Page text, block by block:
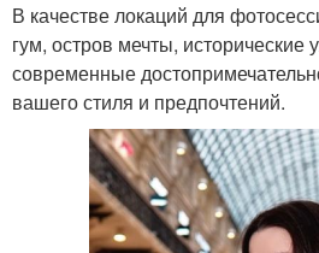
В качестве локаций для
гум, остров мечты,
современные
вашего стиля и предпочтений.